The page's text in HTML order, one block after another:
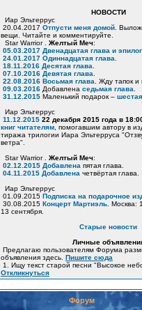
НОВОСТИ
Иар Эльтеррус
20.04.2017 Отпусти меня домой .
вещи. Читайте и комментируйте.
Star Warrior . Желтый Меч:
05.03.2017 Двенадцатая глава и эпилог
24.01.2017 Одиннадцатая глава
18.11.2016 Десятая глава
07.10.2016 Девятая глава
22.08.2016 Восьмая глава . Жду тапок
09.03.2016 Добавлена седьмая глава
31.12.2015 Маленький подарок –
Иар Эльтеррус
11.12.2015 22 декабря 2015 года в
книг читателям , помогавшим автору в
тиража трилогии Иара Эльтерруса
ветра".
Star Warrior . Желтый Меч:
02.12.2015 Добавлена пятая глава.
04.11.2015 Добавлена четвёртая глава.
Иар Эльтеррус
01.09.2015 Подписка на подарочное
30.08.2015 Концерт Мартиэль . Москва:
13 сентября.
Старые новости
Личные
Предлагаю пользователям Форума
объявления здесь. Пишите сюда
1. Ищу текст старой песни "Высокое
Откликнуться
Форум